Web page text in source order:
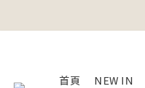
首頁 NEW IN